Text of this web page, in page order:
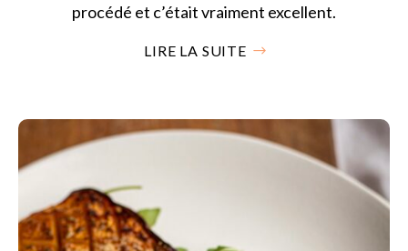
procédé et c’était vraiment excellent.
LIRE LA SUITE